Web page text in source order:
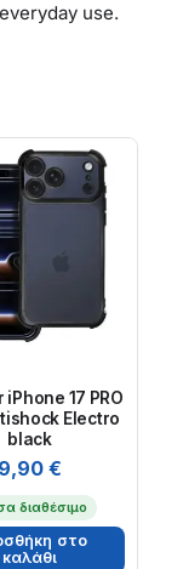
use.
iPhone 17 PRO
Electro
black
9,90 €
διαθέσιμο
στο
καλάθι